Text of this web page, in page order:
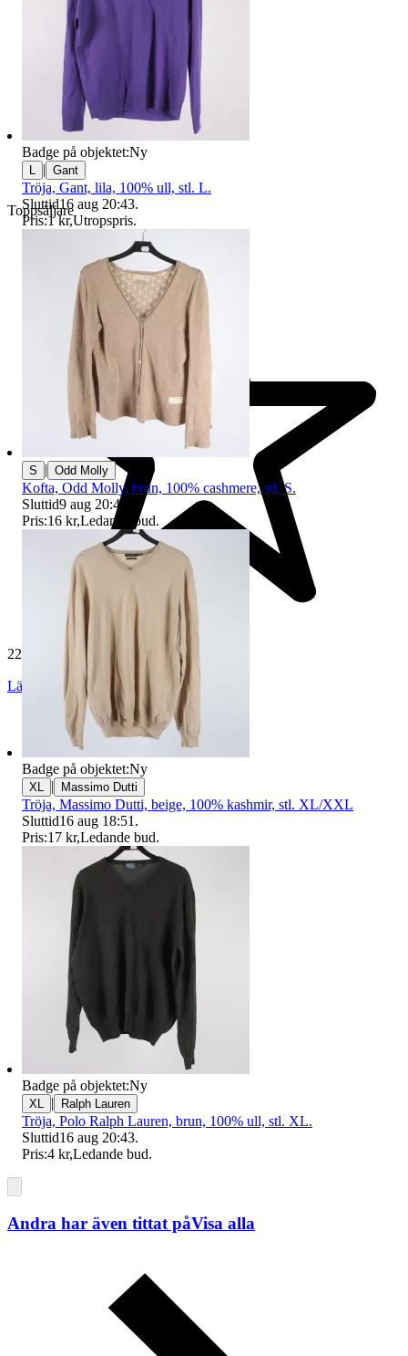
Toppsäljare
229 538 omdömen
Läs omdömen
Badge på objektet:Ny
| Gant
Tröja, Gant, lila, 100% ull, stl. L.
Sluttid16 aug 20:43.
Pris:1 kr,Utropspris.
S | Odd Molly
Kofta, Odd Molly, brun, 100% cashmere, stl. S.
Sluttid9 aug 20:49
Pris:16 kr,Ledande bud.
Badge på objektet:Ny
XL | Massimo Dutti
Tröja, Massimo Dutti, beige, 100% kashmir, stl. XL/XXL
Sluttid16 aug 18:51 .
Pris:17 kr,Ledande bud.
Badge på objektet:Ny
XL | Ralph Lauren
Tröja, Polo Ralph Lauren, brun, 100% ull, stl. XL.
Sluttid16 aug 20:43.
Pris:4 kr,Ledande bud.
Andra har även tittat påVisa alla